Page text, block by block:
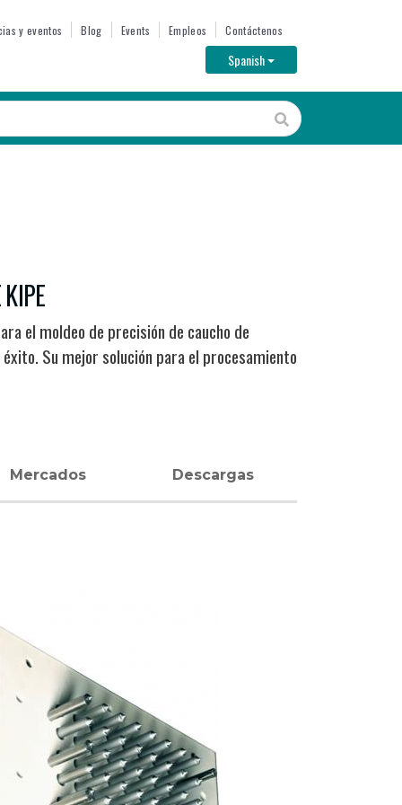
y eventos Blog Events Empleos Contáctenos
SpanishToggle Dropdown
el moldeo de precisión de caucho de
Su mejor solución para el procesamiento
Mercados Descargas